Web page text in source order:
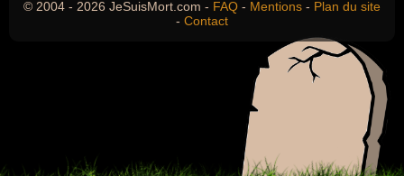
© 2004 - 2026 JeSuisMort.com - FAQ - Mentions - Plan du site
- Contact